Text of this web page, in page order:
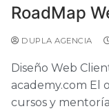
RoadMap
DUPLA AGENCIA
Diseño Web
academy.com El
cursos y